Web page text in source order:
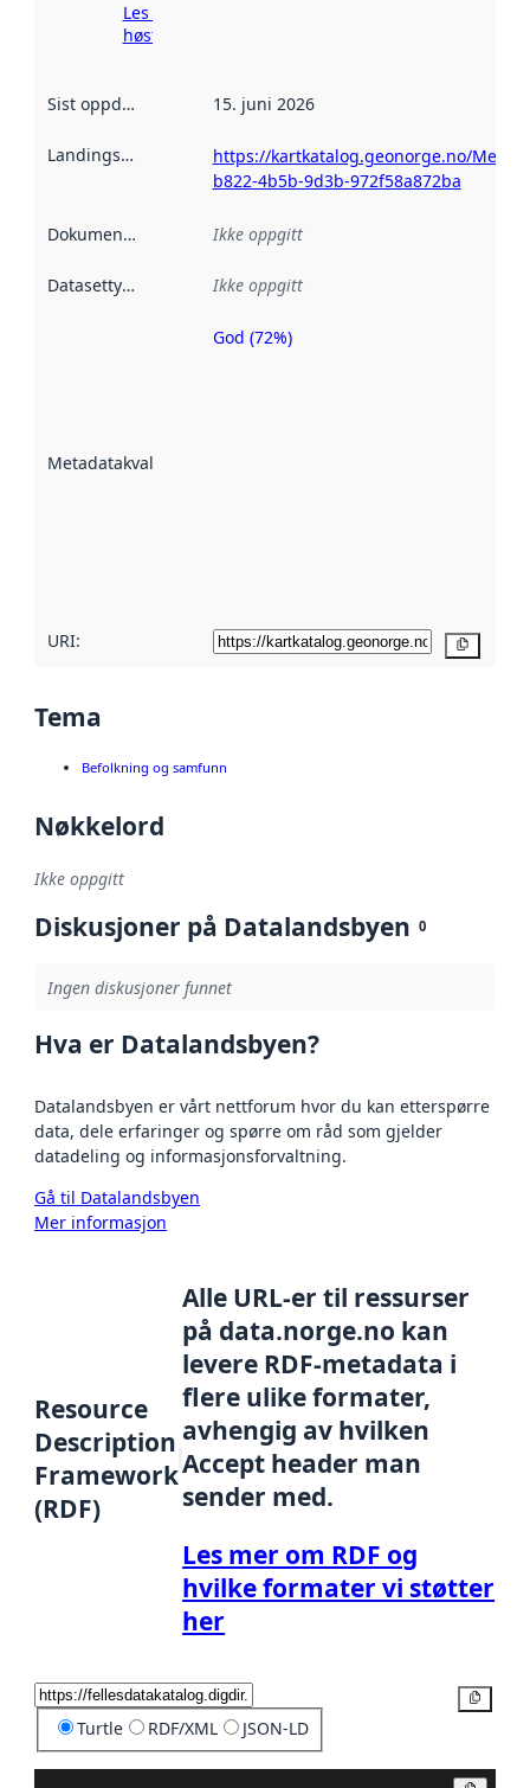
Les mer om
høsting her
Sist oppdatert 15. juni 2026
Landingsside
https://kartkatalog.geonorge.no/
b822-4b5b-9d3b-972f58a872ba
Dokumentasjon Ikke oppgitt
Datasettype Ikke oppgitt
Metadatakvalitet
Metadatakvalitet
God (72%)
URI:
Tema
Befolkning og samfunn
Nøkkelord
Ikke oppgitt
Diskusjoner på Datalandsbyen 0
Ingen diskusjoner funnet
Hva er Datalandsbyen?
Datalandsbyen er vårt nettforum hvor du kan etterspørre
data, dele erfaringer og spørre om råd som gjelder
datadeling og informasjonsforvaltning.
Gå til Datalandsbyen
Mer informasjon
Resource
Description
Framework
(RDF)
Alle URL-er til ressurser
på data.norge.no kan
levere RDF-metadata i
flere ulike formater,
avhengig av hvilken
Accept header man
sender med.
Les mer om RDF og
hvilke formater vi støtter
her
Turtle RDF/XML JSON-LD